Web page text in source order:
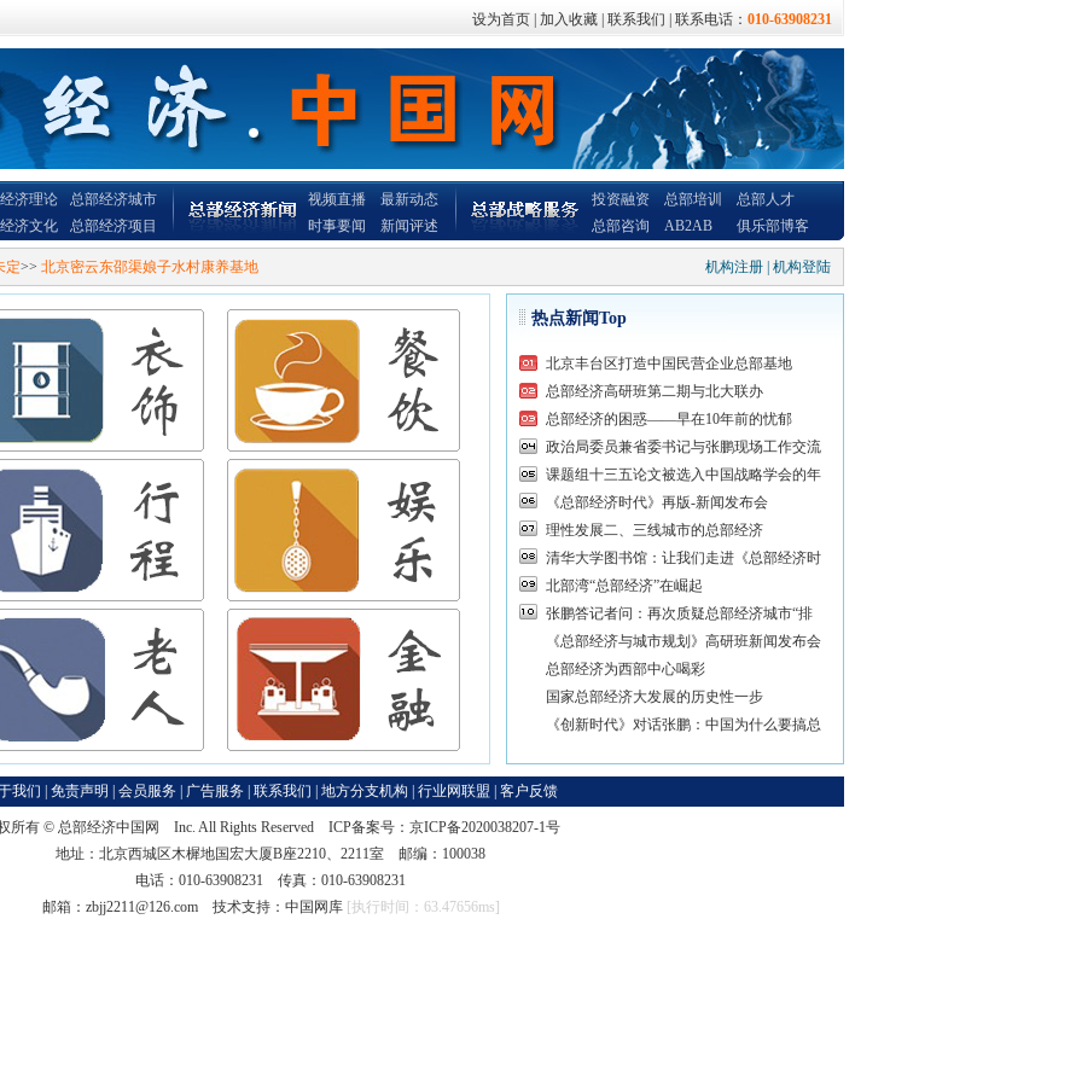
设为首页 加入收藏 联系我们 | 联系电话： 010-63908231
济理论
济文化
总部经济城市
总部经济项目
视频直播
时事要闻
最新动态
新闻评述
投资融资
总部咨询
总部培训
AB2AB
总部人才
俱乐部博客
定>> 北京密云东邵渠娘子水村康养基地 机构注册 机构登陆
热点新闻Top
北京丰台区打造中国民营企业总部基地
总部经济高研班第二期与北大联办
总部经济的困惑——早在10年前的忧郁
政治局委员兼省委书记与张鹏现场工作交流
课题组十三五论文被选入中国战略学会的年
《总部经济时代》再版-新闻发布会
理性发展二、三线城市的总部经济
清华大学图书馆：让我们走进《总部经济时
北部湾“总部经济”在崛起
张鹏答记者问：再次质疑总部经济城市“排
《总部经济与城市规划》高研班新闻发布会
总部经济为西部中心喝彩
国家总部经济大发展的历史性一步
《创新时代》对话张鹏：中国为什么要搞总
我们 免责声明 会员服务 广告服务 联系我们 地方分支机构 行业网联盟 客户反馈
所有 © 总部经济中国网 Inc. All Rights Reserved ICP备案号： 京ICP备2020038207-1号
地址：北京西城区木樨地国宏大厦B座2210、2211室 邮编：100038
电话：010-63908231 传真：010-63908231
邮箱：zbjj2211@126.com 技术支持： 中国网库 [执行时间：63.47656ms]